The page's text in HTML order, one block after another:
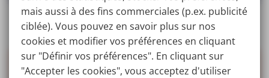
mais aussi à des fins commerciales (p.ex. publicité
ciblée). Vous pouvez en savoir plus sur nos
cookies et modifier vos préférences en cliquant
sur "Définir vos préférences". En cliquant sur
"Accepter les cookies", vous acceptez d'utiliser